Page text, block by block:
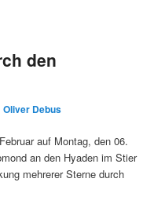
den
Oliver Debus
auf Montag, den 06.
an den Hyaden im Stier
mehrerer Sterne durch